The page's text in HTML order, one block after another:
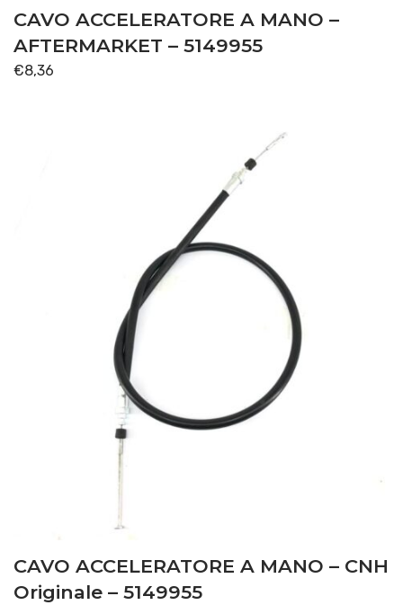
CAVO ACCELERATORE A MANO –
AFTERMARKET – 5149955
€8,36
CAVO ACCELERATORE A MANO – CNH
Originale – 5149955